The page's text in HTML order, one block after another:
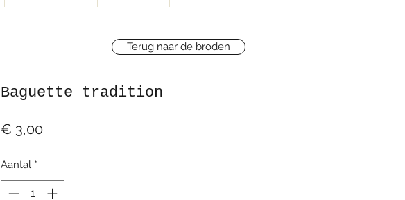
Terug naar de broden
Baguette tradition
€ 3,00Prijs
Aantal *